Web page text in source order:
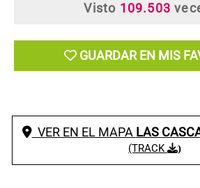
Visto 109.503
GUARDAR EN MIS
VER EN EL MAPA LAS
(TRACK )